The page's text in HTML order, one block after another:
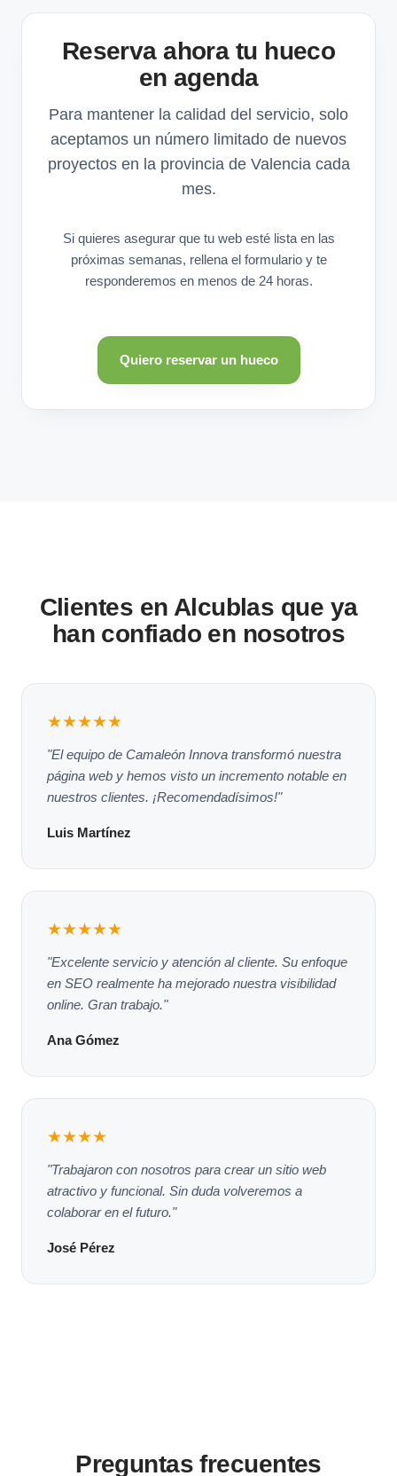
Reserva ahora tu hueco
en agenda
Para mantener la calidad del servicio, solo
aceptamos un número limitado de nuevos
proyectos en la provincia de Valencia cada
mes.
Si quieres asegurar que tu web esté lista en las
próximas semanas, rellena el formulario y te
responderemos en menos de 24 horas.
Quiero reservar un hueco
Clientes en Alcublas que ya
han confiado en nosotros
★★★★★
"El equipo de Camaleón Innova transformó nuestra
página web y hemos visto un incremento notable en
nuestros clientes. ¡Recomendadísimos!"
Luis Martínez
★★★★★
"Excelente servicio y atención al cliente. Su enfoque
en SEO realmente ha mejorado nuestra visibilidad
online. Gran trabajo."
Ana Gómez
★★★★
"Trabajaron con nosotros para crear un sitio web
atractivo y funcional. Sin duda volveremos a
colaborar en el futuro."
José Pérez
Preguntas frecuentes